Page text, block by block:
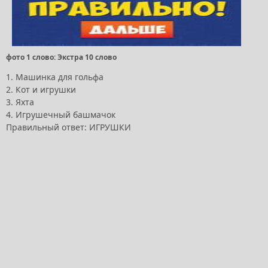
фото 1 слово: Экстра 10 слово
1. Машинка для гольфа
2. Кот и игрушки
3. Яхта
4. Игрушечный башмачок
Правильный ответ: ИГРУШКИ